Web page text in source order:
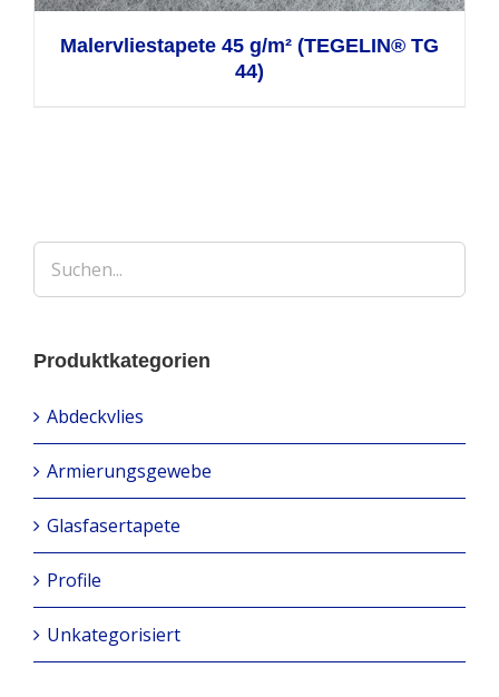
Malervliestapete 45 g/m² (TEGELIN® TG
44)
Produktkategorien
Abdeckvlies
Armierungsgewebe
Glasfasertapete
Profile
Unkategorisiert